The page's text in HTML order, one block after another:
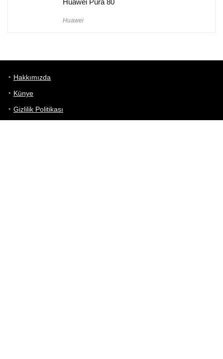
Huawei Pura 80
Huawei
Hakkımızda
Künye
Gizlilik Politikası